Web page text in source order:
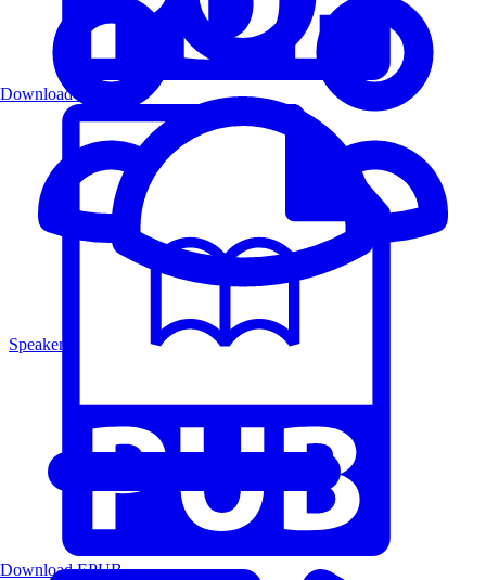
Speakers
Download PDF
Download EPUB